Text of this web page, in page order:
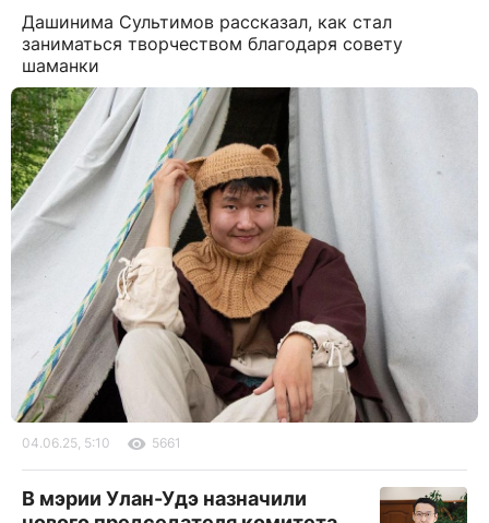
Дашинима Сультимов рассказал, как стал
заниматься творчеством благодаря совету
шаманки
04.06.25, 5:10 5661
В мэрии Улан-Удэ назначили